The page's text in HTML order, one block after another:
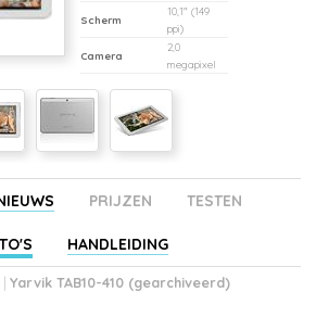
Scherm
10,1" (149
ppi)
Camera
2,0
megapixel
PRIJZEN TESTEN
HANDLEIDING
Yarvik TAB10-410 (gearchiveerd)